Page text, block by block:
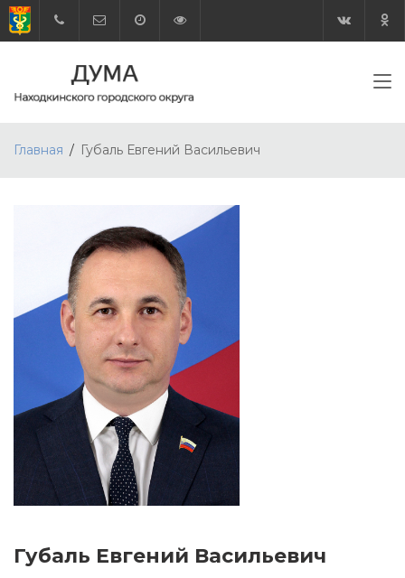
Главная Губаль Евгений Васильевич
Губаль Евгений Васильевич